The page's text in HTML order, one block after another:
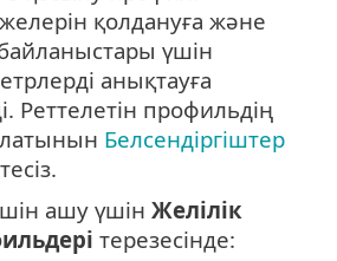
қолдануға және
байланыстары үшін
анықтауға
Реттелетін профильдің
Белсендіргіштер
ашу үшін Желілік
терезесінде: